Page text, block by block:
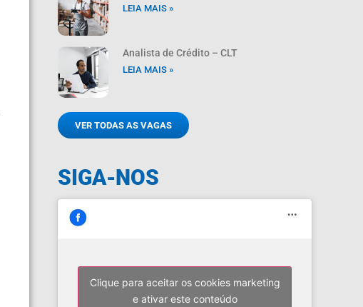
LEIA MAIS »
Analista de Crédito – CLT
LEIA MAIS »
VER TODAS AS VAGAS
SIGA-NOS
Clique para aceitar os cookies marketing
e ativar este conteúdo